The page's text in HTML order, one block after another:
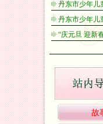
丹东市少年儿
丹东市少年
“庆元旦 迎新
故